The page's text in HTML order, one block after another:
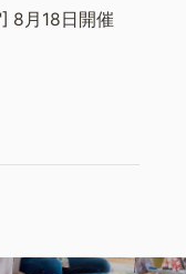
8月18日開催